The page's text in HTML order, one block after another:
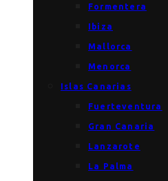
Formentera
Ibiza
Mallorca
Menorca
Islas Canarias
Fuerteventura
Gran Canaria
Lanzarote
La Palma